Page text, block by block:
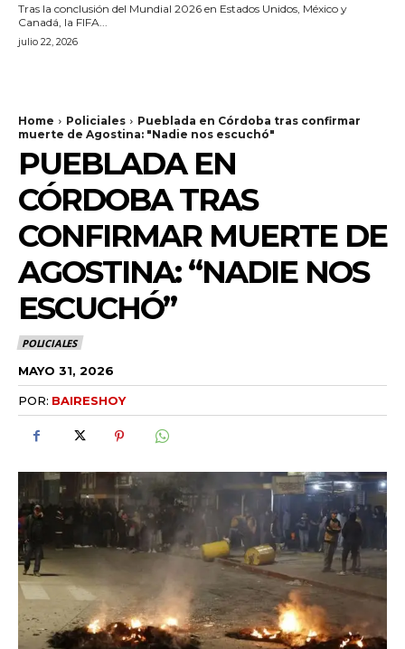
Tras la conclusión del Mundial 2026 en Estados Unidos, México y
Canadá, la FIFA...
julio 22, 2026